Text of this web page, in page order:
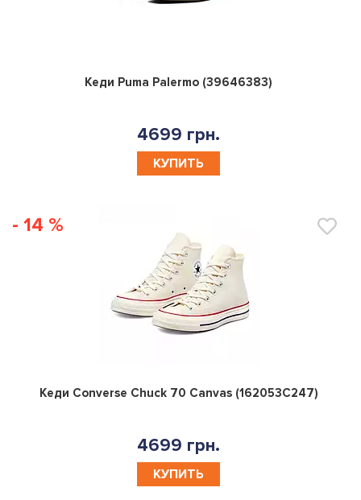
0
Кеди Puma Palermo (39646383)
4699 грн.
КУПИТЬ
- 14 %
0
Кеди Converse Chuck 70 Canvas (162053C247)
4699 грн.
КУПИТЬ